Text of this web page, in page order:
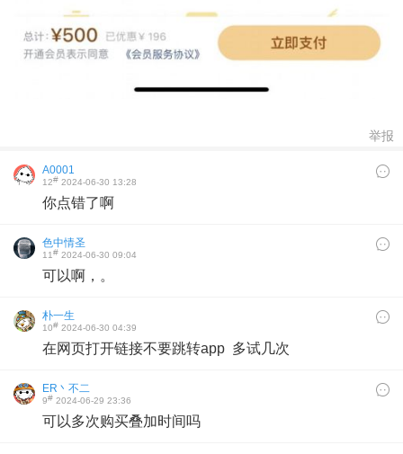
举报
A0001
12# 2024-06-30 13:28
你点错了啊
色中情圣
11# 2024-06-30 09:04
可以啊，。
朴一生
10# 2024-06-30 04:39
在网页打开链接不要跳转app 多试几次
ER丶不二
9# 2024-06-29 23:36
可以多次购买叠加时间吗